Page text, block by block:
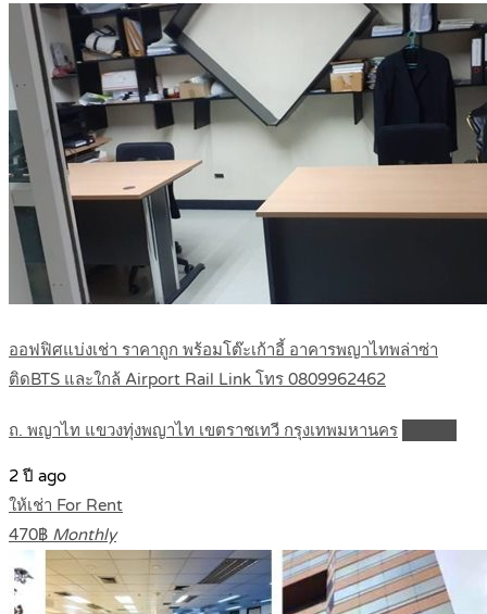
ออฟฟิศแบ่งเช่า ราคาถูก พร้อมโต๊ะเก้าอี้ อาคารพญาไทพล่าซ่า
ติดBTS และใกล้ Airport Rail Link โทร 0809962462
ถ. พญาไท แขวงทุ่งพญาไท เขตราชเทวี กรุงเทพมหานคร
2 ปี ago
ให้เช่า For Rent
470฿ Monthly